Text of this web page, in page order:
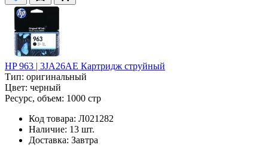
HP 963 | 3JA26AE Картридж струйный
Тип: оригинальный
Цвет: черный
Ресурс, объем: 1000 стр
Код товара: Л021282
Наличие: 13 шт.
Доставка: Завтра